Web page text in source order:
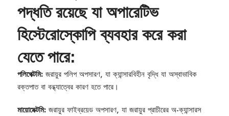
পদ্ধতি রয়েছে যা অপারেটিভ
হিস্টেরোস্কোপি ব্যবহার করে করা
যেতে পারে:
পলিপেক্টমি: জরায়ুর পলিপ অপসারণ, যা ক্যান্সারবিহীন বৃদ্ধি যা অস্বাভাবিক
রক্তপাত বা বন্ধ্যাত্বের কারণ হতে পারে।
মায়োমেক্টমি: জরায়ুর ফাইব্রয়েড অপসারণ, যা জরায়ুর প্রাচীরের অ-ক্যান্সারস